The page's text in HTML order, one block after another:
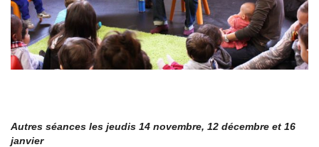
Autres séances les jeudis 14 novembre, 12 décembre et 16
janvier